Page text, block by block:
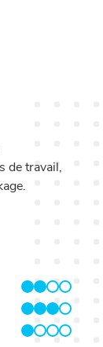
de travail,